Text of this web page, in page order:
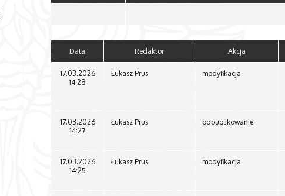
Data Redaktor Akcja
17.03.2026
14:28
Łukasz Prus modyfikacja
17.03.2026
14:27
Łukasz Prus odpublikowanie
17.03.2026
14:25
Łukasz Prus modyfikacja